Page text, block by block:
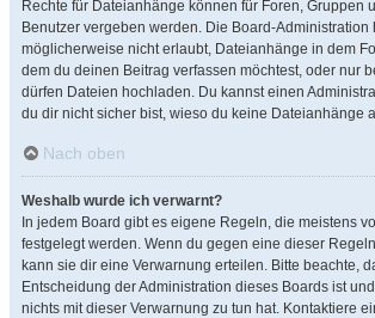
Rechte für Dateianhänge können für Foren, Gruppen
Benutzer vergeben werden. Die Board-Administration
möglicherweise nicht erlaubt, Dateianhänge in dem
dem du deinen Beitrag verfassen möchtest, oder nur
dürfen Dateien hochladen. Du kannst einen
du dir nicht sicher bist, wieso du keine Dateianhänge
Nach oben
Weshalb wurde ich verwarnt?
In jedem Board gibt es eigene Regeln, die meistens
festgelegt werden. Wenn du gegen eine dieser
kann sie dir eine Verwarnung erteilen. Bitte beachte,
Entscheidung der Administration dieses Boards ist
nichts mit dieser Verwarnung zu tun hat. Kontaktiere